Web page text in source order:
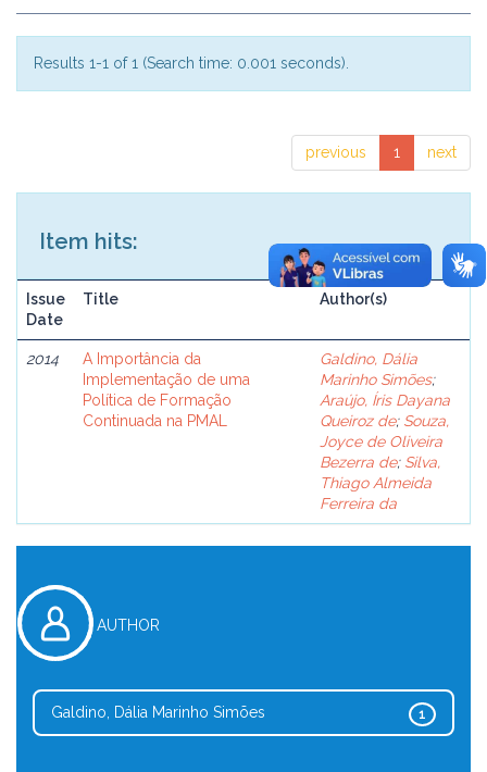
Results 1-1 of 1 (Search time: 0.001 seconds).
previous 1 next
Item hits:
Issue
Date
Title Author(s)
2014
A Importância da
Implementação de uma
Política de Formação
Continuada na PMAL
Galdino, Dália
Marinho Simões;
Araújo, Íris Dayana
Queiroz de; Souza,
Joyce de Oliveira
Bezerra de; Silva,
Thiago Almeida
Ferreira da
AUTHOR
1
Galdino, Dália Marinho Simões